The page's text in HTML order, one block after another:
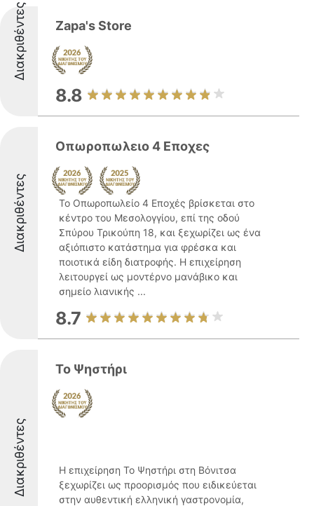
Διακριθέντες Zapa's Store
8.8
Διακριθέντες
Οπωροπωλειο 4 Εποχες
Το Οπωροπωλείο 4 Εποχές βρίσκεται στο
κέντρο του Μεσολογγίου, επί της οδού
Σπύρου Τρικούπη 18, και ξεχωρίζει ως ένα
αξιόπιστο κατάστημα για φρέσκα και
ποιοτικά είδη διατροφής. Η επιχείρηση
λειτουργεί ως μοντέρνο μανάβικο και
σημείο λιανικής ...
8.7
Διακριθέντες
Το Ψηστήρι
Η επιχείρηση Το Ψηστήρι στη Βόνιτσα
ξεχωρίζει ως προορισμός που ειδικεύεται
στην αυθεντική ελληνική γαστρονομία,